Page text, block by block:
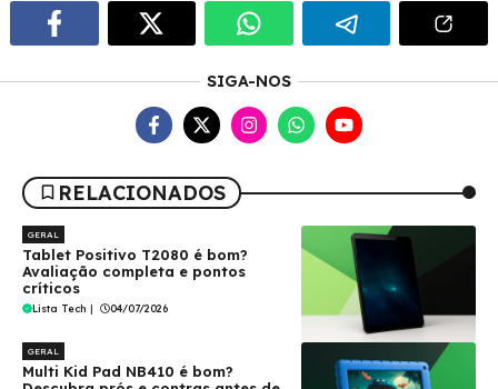
SIGA-NOS
RELACIONADOS
GERAL
Tablet Positivo T2080 é bom?
Avaliação completa e pontos
críticos
Lista Tech | 04/07/2026
GERAL
Multi Kid Pad NB410 é bom?